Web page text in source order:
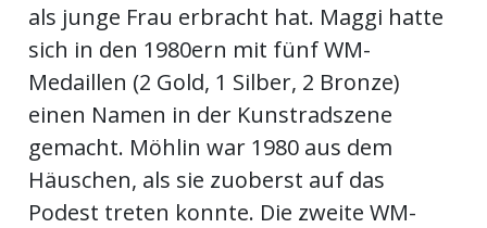
als junge Frau erbracht hat. Maggi hatte
sich in den 1980ern mit fünf WM-
Medaillen (2 Gold, 1 Silber, 2 Bronze)
einen Namen in der Kunstradszene
gemacht. Möhlin war 1980 aus dem
Häuschen, als sie zuoberst auf das
Podest treten konnte. Die zweite WM-